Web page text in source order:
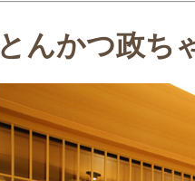
とんかつ政ち